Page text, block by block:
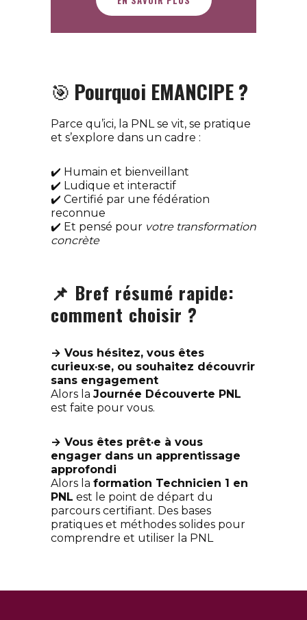
🎯 Pourquoi EMANCIPE ?
Parce qu’ici, la PNL se vit, se pratique
et s’explore dans un cadre :
✔️ Humain et bienveillant
✔️ Ludique et interactif
✔️ Certifié par une fédération
reconnue
✔️ Et pensé pour votre transformation
concrète
📌 Bref résumé rapide:
comment choisir ?
→ Vous hésitez, vous êtes
curieux·se, ou souhaitez découvrir
sans engagement
Alors la Journée Découverte PNL
est faite pour vous.
→ Vous êtes prêt·e à vous
engager dans un apprentissage
approfondi
Alors la formation Technicien 1 en
PNL est le point de départ du
parcours certifiant. Des bases
pratiques et méthodes solides pour
comprendre et utiliser la PNL